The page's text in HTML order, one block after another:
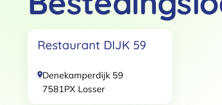
Deze website maakt gebruik
We gebruiken cookies om
adverteren en analyse. Deze
Restaurant DIJK 59
Denekamperdijk 59
7581PX Losser